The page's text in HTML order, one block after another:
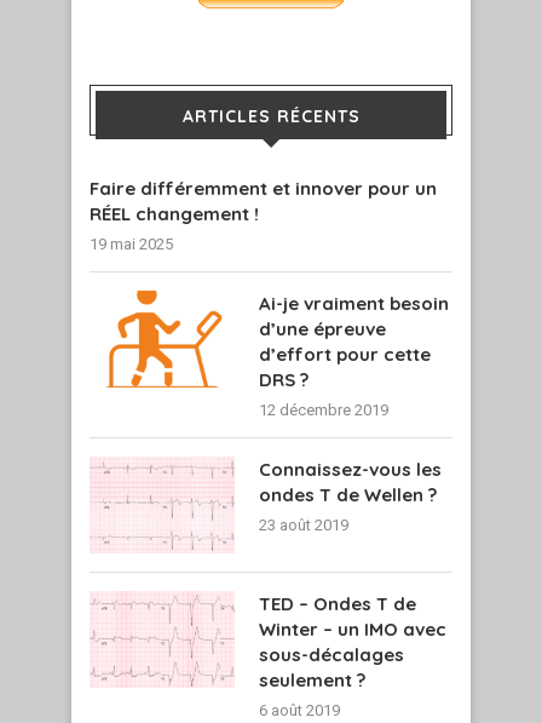
ARTICLES RÉCENTS
Faire différemment et innover pour un
RÉEL changement !
19 mai 2025
Ai-je vraiment besoin
d’une épreuve
d’effort pour cette
DRS ?
12 décembre 2019
Connaissez-vous les
ondes T de Wellen ?
23 août 2019
TED – Ondes T de
Winter – un IMO avec
sous-décalages
seulement ?
6 août 2019